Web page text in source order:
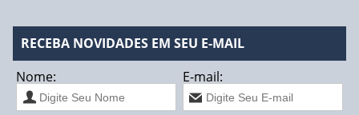
RECEBA NOVIDADES EM SEU E-MAIL
Nome:
E-mail: